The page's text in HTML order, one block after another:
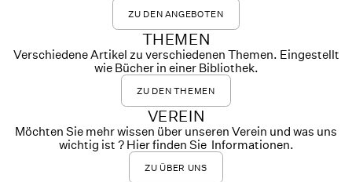
ZU DEN ANGEBOTEN
THEMEN
Verschiedene Artikel zu verschiedenen Themen. Eingestellt
wie Bücher in einer Bibliothek.
ZU DEN THEMEN
VEREIN
Möchten Sie mehr wissen über unseren Verein und was uns
wichtig ist ? Hier finden Sie Informationen.
ZU ÜBER UNS